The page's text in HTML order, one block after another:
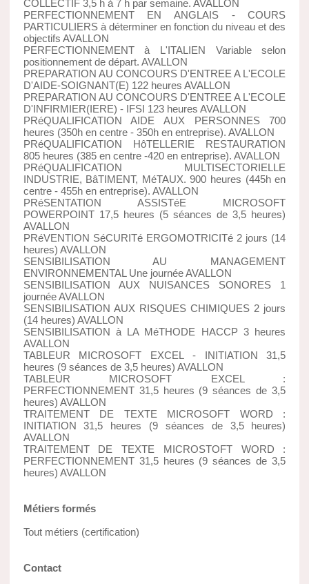
COLLECTIF 3,5 h à 7 h par semaine. AVALLON
PERFECTIONNEMENT EN ANGLAIS - COURS
PARTICULIERS à déterminer en fonction du niveau et des
objectifs AVALLON
PERFECTIONNEMENT à L'ITALIEN Variable selon
positionnement de départ. AVALLON
PREPARATION AU CONCOURS D'ENTREE A L'ECOLE
D'AIDE-SOIGNANT(E) 122 heures AVALLON
PREPARATION AU CONCOURS D'ENTREE A L'ECOLE
D'INFIRMIER(IERE) - IFSI 123 heures AVALLON
PRéQUALIFICATION AIDE AUX PERSONNES 700
heures (350h en centre - 350h en entreprise). AVALLON
PRéQUALIFICATION HôTELLERIE RESTAURATION
805 heures (385 en centre -420 en entreprise). AVALLON
PRéQUALIFICATION MULTISECTORIELLE
INDUSTRIE, BâTIMENT, MéTAUX. 900 heures (445h en
centre - 455h en entreprise). AVALLON
PRéSENTATION ASSISTéE MICROSOFT
POWERPOINT 17,5 heures (5 séances de 3,5 heures)
AVALLON
PRéVENTION SéCURITé ERGOMOTRICITé 2 jours (14
heures) AVALLON
SENSIBILISATION AU MANAGEMENT
ENVIRONNEMENTAL Une journée AVALLON
SENSIBILISATION AUX NUISANCES SONORES 1
journée AVALLON
SENSIBILISATION AUX RISQUES CHIMIQUES 2 jours
(14 heures) AVALLON
SENSIBILISATION à LA MéTHODE HACCP 3 heures
AVALLON
TABLEUR MICROSOFT EXCEL - INITIATION 31,5
heures (9 séances de 3,5 heures) AVALLON
TABLEUR MICROSOFT EXCEL :
PERFECTIONNEMENT 31,5 heures (9 séances de 3,5
heures) AVALLON
TRAITEMENT DE TEXTE MICROSOFT WORD :
INITIATION 31,5 heures (9 séances de 3,5 heures)
AVALLON
TRAITEMENT DE TEXTE MICROSTOFT WORD :
PERFECTIONNEMENT 31,5 heures (9 séances de 3,5
heures) AVALLON
Métiers formés
Tout métiers (certification)
Contact